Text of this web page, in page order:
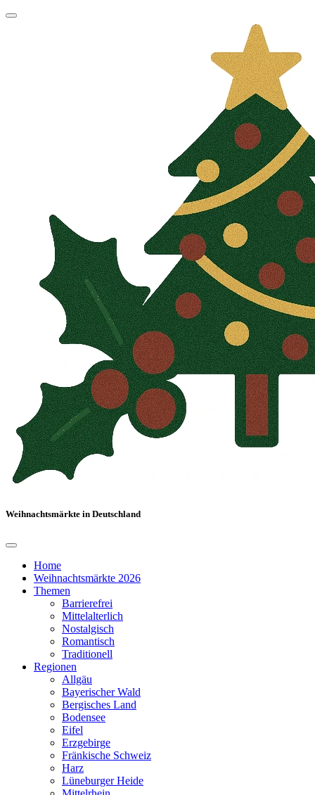
Weihnachtsmärkte in Deutschland
Home
Weihnachtsmärkte 2026
Themen
Barrierefrei
Mittelalterlich
Nostalgisch
Romantisch
Traditionell
Regionen
Allgäu
Bayerischer Wald
Bergisches Land
Bodensee
Eifel
Erzgebirge
Fränkische Schweiz
Harz
Lüneburger Heide